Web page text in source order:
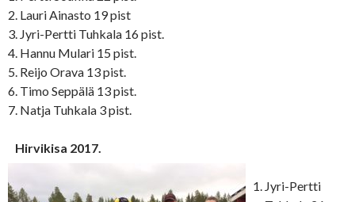
2. Lauri Ainasto 19 pist
3. Jyri-Pertti Tuhkala 16 pist.
4. Hannu Mulari 15 pist.
5. Reijo Orava 13 pist.
6. Timo Seppälä 13 pist.
7. Natja Tuhkala 3 pist.
Hirvikisa 2017.
Jyri-Pertti